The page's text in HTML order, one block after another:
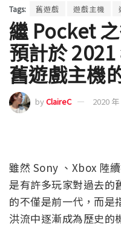
Tags: 舊遊戲 遊戲主機
繼 Pocket
預計於
舊遊戲主機
byClaireC 2020
雖然 Sony 、Xbox 陸
是有許多玩家對過去的
的不僅是前一代，而是
洪流中逐漸成為歷史